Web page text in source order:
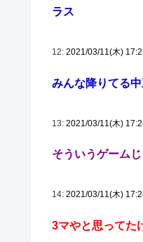
ラス
12: 2021/03/11(木)
みんな降りてる
13: 2021/03/11(木)
そういうゲーム
14: 2021/03/11(木)
3マやと思ってた